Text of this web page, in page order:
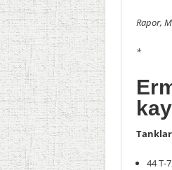
Rapor,
*
44 T-